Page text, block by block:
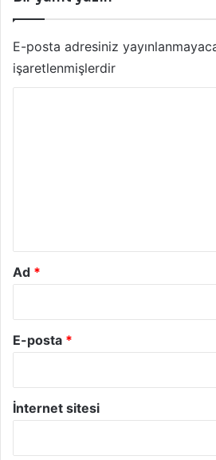
E-posta adresiniz
işaretlenmişlerdir
Ad *
E-posta *
İnternet sitesi